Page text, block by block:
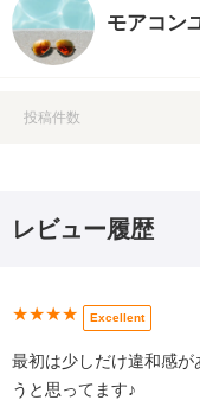
モアコン
投稿件数
レビュー履歴
★★★★ Excellent
最初は少しだけ違和感が
うと思ってます♪